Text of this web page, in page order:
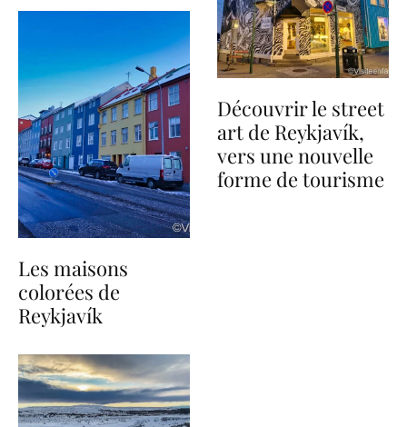
Les maisons
colorées de
Reykjavík
Découvrir le street
art de Reykjavík,
vers une nouvelle
forme de tourisme